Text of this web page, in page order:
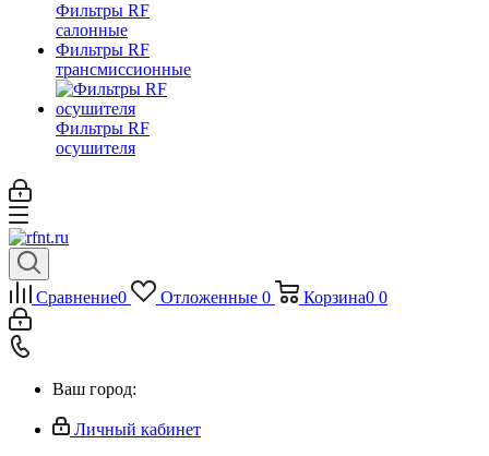
Фильтры RF
салонные
Фильтры RF
трансмиссионные
Фильтры RF
осушителя
Сравнение0 Отложенные 0 Корзина0 0
Ваш город:
Личный кабинет